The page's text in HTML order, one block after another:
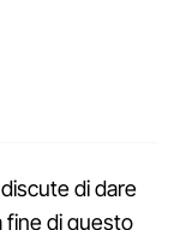
di dare
fine di questo